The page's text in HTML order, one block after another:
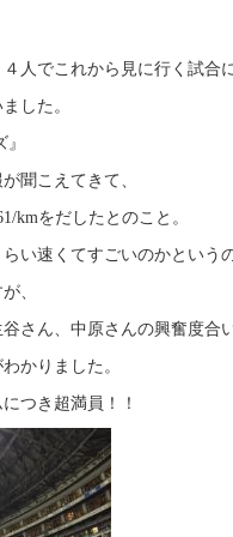
人でこれから見に行く試合
した。
聞こえてきて、
kmをだしたとのこと。
い速くてすごいのかという
、
さん、中原さんの興奮度合
かりました。
つき超満員！！